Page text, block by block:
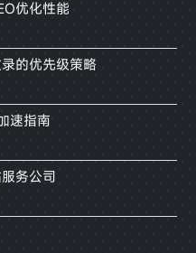
优化性能
的优先级策略
速指南
务公司